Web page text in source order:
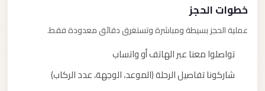
خطوات الحجز
عملية الحجز بسيطة ومباشرة وتستغرق دقائق معدودة فقط.
تواصلوا معنا عبر الهاتف أو واتساب
شاركونا تفاصيل الرحلة (الموعد، الوجهة، عدد الركاب)